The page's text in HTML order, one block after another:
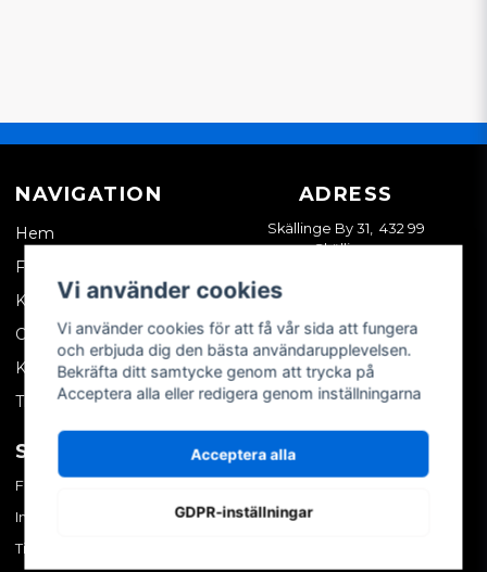
NAVIGATION
Hem
Företagskund
Kontakta oss
Om oss
Köpvillkor
Tips & trix
ADRESS
Skällinge By 31, 432 99
Skällinge
SOCIALA MEDIER
Facebook
Instagram
TikTok
MITT KONTO
Skapa konto
Vi använder cookies
Vi använder cookies för att få vår sida att fungera
och erbjuda dig den bästa användarupplevelsen.
Bekräfta ditt samtycke genom att trycka på
Acceptera alla eller redigera genom inställningarna
Acceptera alla
GDPR-inställningar